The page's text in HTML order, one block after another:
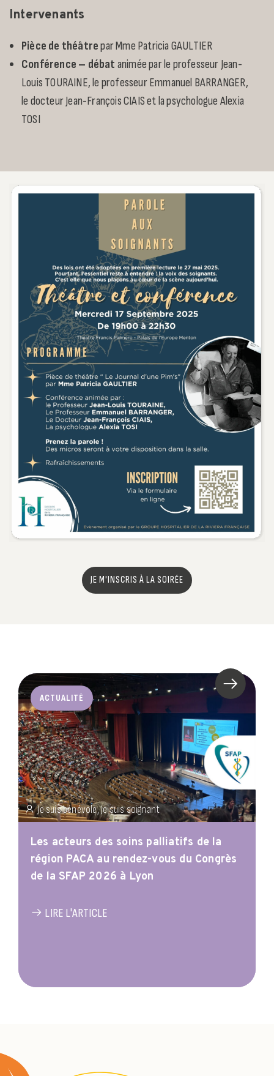
Intervenants
Pièce de théâtrepar Mme Patricia GAULTIER
Conférence – débat animée par le professeur Jean-
Louis TOURAINE, le professeur Emmanuel BARRANGER,
le docteur Jean-François CIAIS et la psychologue Alexia
TOSI
JE M'INSCRIS À LA SOIRÉE
ACTUALITÉ
Je suis bénévole, Je suis soignant
Les acteurs des soins palliatifs de la
région PACA au rendez-vous du Congrès
de la SFAP 2026 à Lyon
LIRE L'ARTICLE